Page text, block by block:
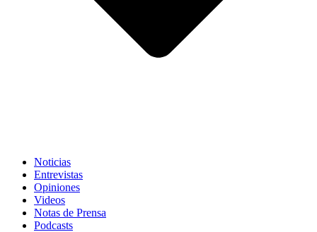
Noticias
Entrevistas
Opiniones
Videos
Notas de Prensa
Podcasts